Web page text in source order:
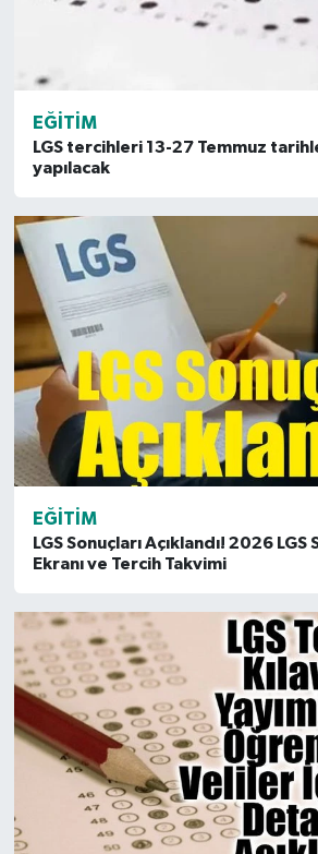
EĞITIM
LGS tercihleri 13-27 Temmuz
yapılacak
EĞITIM
LGS Sonuçları Açıklandı! 2026
Ekranı ve Tercih Takvimi